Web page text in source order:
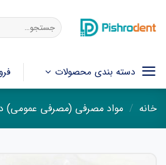
جستجو
برای:
دسته بندی محصولات
خانه / مواد مصرفی (مصرفی عمومی)